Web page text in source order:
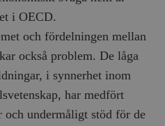
i OECD.
och fördelningen mellan
också problem. De låga
i synnerhet inom
har medfört
och undermåligt stöd för de